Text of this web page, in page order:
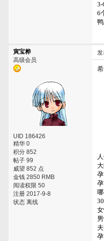
6
寅宝桦
高级会员
UID 186426
精华 0
积分 852
帖子 99
威望 852 点
金钱 2850 RMB
阅读权限 50
注册 2017-9-8
状态 离线
发